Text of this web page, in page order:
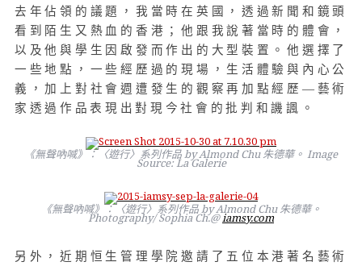
去年佔領的議題，我當時在英國，透過新聞和鏡頭
看到陌生又熱血的香港；他跟我說著當時的體會，
以及他與學生因啟發而作出的大型裝置。他選擇了
一些地點，一些經歷過的現場，生活體驗與內心公
義，加上對社會週遭發生的觀察再加點經歷—藝術
家透過作品表現出對現今社會的批判和譏諷。
《無聲吶喊》：〈遊行〉系列作品 by Almond Chu 朱德華。 Image
Source: La Galerie
《無聲吶喊》：〈遊行〉系列作品 by Almond Chu 朱德華。
Photography/ Sophia Ch.@iamsy.com
另外，近期恒生管理學院邀請了五位本港著名藝術